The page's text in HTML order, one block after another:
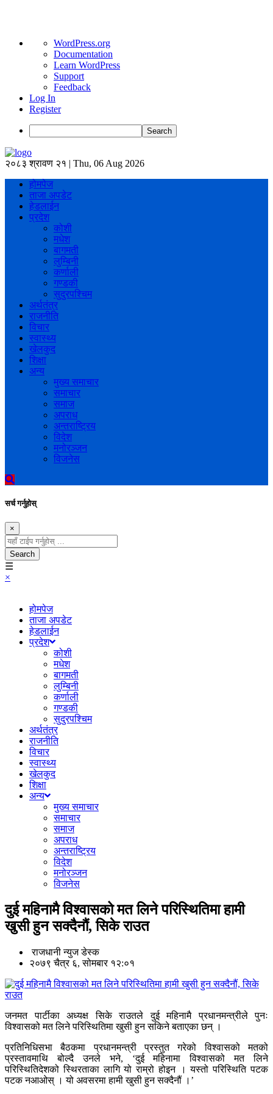
About
WordPress
WordPress.org
Documentation
Learn WordPress
Support
Feedback
Log In
Register
Search
२०८३ श्रावण २१ | Thu, 06 Aug 2026
होमपेज
ताजा अपडेट
हेडलाईन
प्रदेश
कोशी
मधेश
बागमती
लुम्बिनी
कर्णाली
गण्डकी
सुदुरपश्चिम
अर्थतंत्र
राजनीति
विचार
स्वास्थ्य
खेलकुद
शिक्षा
अन्य
मुख्य समाचार
समाचार
समाज
अपराध
अन्तराष्ट्रिय
विदेश
मनोरञ्जन
विजनेस
सर्च गर्नुहोस्
×
Search
☰
×
होमपेज
ताजा अपडेट
हेडलाईन
प्रदेश
कोशी
मधेश
बागमती
लुम्बिनी
कर्णाली
गण्डकी
सुदुरपश्चिम
अर्थतंत्र
राजनीति
विचार
स्वास्थ्य
खेलकुद
शिक्षा
अन्य
मुख्य समाचार
समाचार
समाज
अपराध
अन्तराष्ट्रिय
विदेश
मनोरञ्जन
विजनेस
दुई महिनामै विश्वासको मत लिने परिस्थितिमा हामी
खुसी हुन सक्दैनौं, सिके राउत
राजधानी न्युज डेस्क
२०७९ चैत्र ६, सोमबार १२:०१
जनमत पार्टीका अध्यक्ष सिके राउतले दुई महिनामै प्रधानमन्त्रीले पुनः
विश्वासको मत लिने परिस्थितिमा खुसी हुन सकिने बताएका छन् ।
प्रतिनिधिसभा बैठकमा प्रधानमन्त्री प्रस्तुत गरेको विश्वासको मतको
प्रस्तावमाथि बोल्दै उनले भने, ‘दुई महिनामा विश्वासको मत लिने
परिस्थितिदेशको स्थिरताका लागि यो राम्रो होइन । यस्तो परिस्थिति पटक
पटक नआओस् । यो अवसरमा हामी खुसी हुन सक्दैनौं ।’